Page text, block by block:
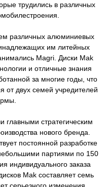
трудились в различных
различных алюминиевых
им литейных
Magri. Диски Mak
и отличные знания
за многие годы, что
от двух семей учредителей
главными стратегическим
нового бренда.
постоянной разработке
партиями по 150
индивидуального заказа
Mak составляет семь